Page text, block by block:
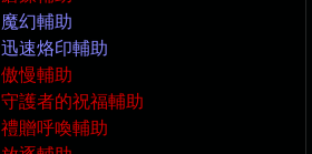
魔幻輔助
迅速烙印輔助
傲慢輔助
守護者的祝福輔助
禮贈呼喚輔助